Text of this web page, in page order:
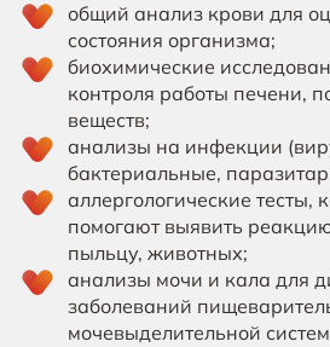
общий анализ крови для
состояния организма;
биохимические
контроля работы печени,
веществ;
анализы на инфекции
бактериальные,
аллергологические тесты,
помогают выявить
пыльцу, животных;
анализы мочи и кала для
заболеваний
мочевыделительной